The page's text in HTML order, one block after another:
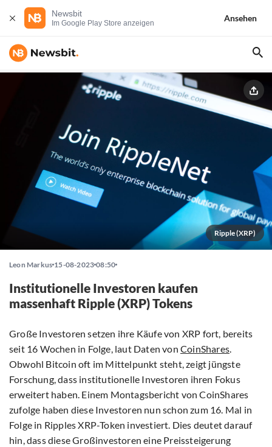
Newsbit
Im Google Play Store anzeigen
Ansehen
Ripple (XRP)
Leon Markus 15-08-2023 08:50
Institutionelle Investoren kaufen
massenhaft Ripple (XRP) Tokens
Große Investoren setzen ihre Käufe von XRP fort, bereits
seit 16 Wochen in Folge, laut Daten von CoinShares.
Obwohl Bitcoin oft im Mittelpunkt steht, zeigt jüngste
Forschung, dass institutionelle Investoren ihren Fokus
erweitert haben. Einem Montagsbericht von CoinShares
zufolge haben diese Investoren nun schon zum 16. Mal in
Folge in Ripples XRP-Token investiert. Dies deutet darauf
hin, dass diese Großinvestoren eine Preissteigerung